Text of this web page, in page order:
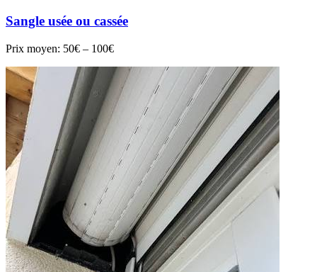
Sangle usée ou cassée
Prix moyen: 50€ – 100€